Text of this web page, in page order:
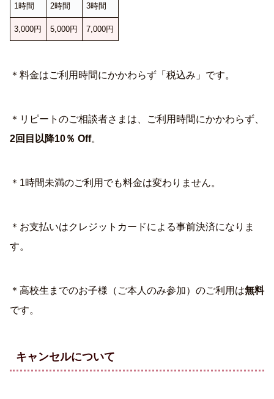
1時間 2時間 3時間
3,000円 5,000円 7,000円
＊料金はご利用時間にかかわらず「税込み」です。
＊リピートのご相談者さまは、ご利用時間にかかわらず、
2回目以降10％ Off。
＊1時間未満のご利用でも料金は変わりません。
＊お支払いはクレジットカードによる事前決済になりま
す。
＊高校生までのお子様（ご本人のみ参加）のご利用は無料
です。
キャンセルについて